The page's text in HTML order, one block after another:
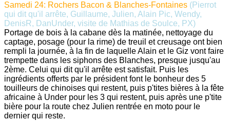
Samedi 24: Rochers Bacon & Blanches-Fontaines (Pierrot
qui dit qu'il arrête, Guillaume, Julien, Alain Pic, Wendy,
DenisR, DanUnder, visite de Mathias de Soulce, PX)
Portage de bois à la cabane dès la matinée, nettoyage du
captage, posage (pour la rime) de treuil et creusage ont bien
rempli la journée, à la fin de laquelle Alain et le Giz vont faire
trempette dans les siphons des Blanches, presque jusqu'au
2ème. Celui qui dit qu'il arrête est satisfait. Puis les
ingrédients offerts par le président font le bonheur des 5
touilleurs de chinoises qui restent, puis p'tites bières à la fête
africaine à Under pour les 3 qui restent, puis après une p'tite
bière pour la route chez Julien rentrée en moto pour le
dernier qui reste.